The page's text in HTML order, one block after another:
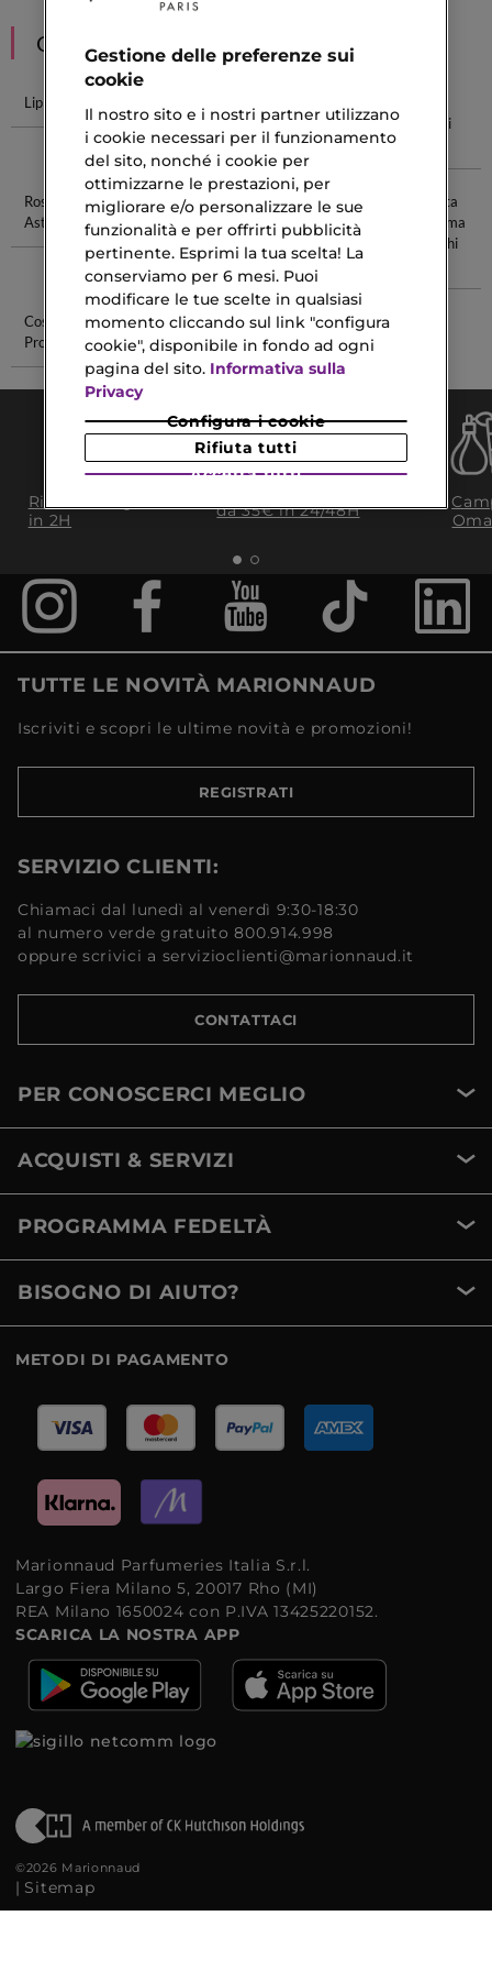
CONSIGLIATI PER TE
Lip Gloss
Rimpolpanti
Viso
Rossetto
Astra
Chanel Lift
Crème
Acido
Ialuronico
Puro
Regalo Festa
Della Mamma
Matita Occhi
Cosmetici E
Profumi
Crema Viso
Anti Giorno
Ritiro in negozio
in 2H
da 35€​ in 24/48H
TUTTE LE NOVITÀ MARIONNAUD
Iscriviti e scopri le ultime novità e promozioni!
REGISTRATI
SERVIZIO CLIENTI:
Chiamaci dal lunedì al venerdì 9:30-18:30
al numero verde gratuito 800.914.998
oppure scrivici a servizioclienti@marionnaud.it
CONTATTACI
PER CONOSCERCI MEGLIO
ACQUISTI & SERVIZI
PROGRAMMA FEDELTÀ
BISOGNO DI AIUTO?
METODI DI PAGAMENTO
Marionnaud Parfumeries Italia S.r.l.
Largo Fiera Milano 5, 20017 Rho (MI)
REA Milano 1650024 con P.IVA 13425220152.
SCARICA LA NOSTRA APP
©2026 Marionnaud
| Sitemap
Gestione delle preferenze sui
cookie
Il nostro sito e i nostri partner utilizzano
i cookie necessari per il funzionamento
del sito, nonché i cookie per
ottimizzarne le prestazioni, per
migliorare e/o personalizzare le sue
funzionalità e per offrirti pubblicità
pertinente. Esprimi la tua scelta! La
conserviamo per 6 mesi. Puoi
modificare le tue scelte in qualsiasi
momento cliccando sul link "configura
cookie", disponibile in fondo ad ogni
pagina del sito. Informativa sulla
Privacy
Configura i cookie
Rifiuta tutti
Accetta tutti